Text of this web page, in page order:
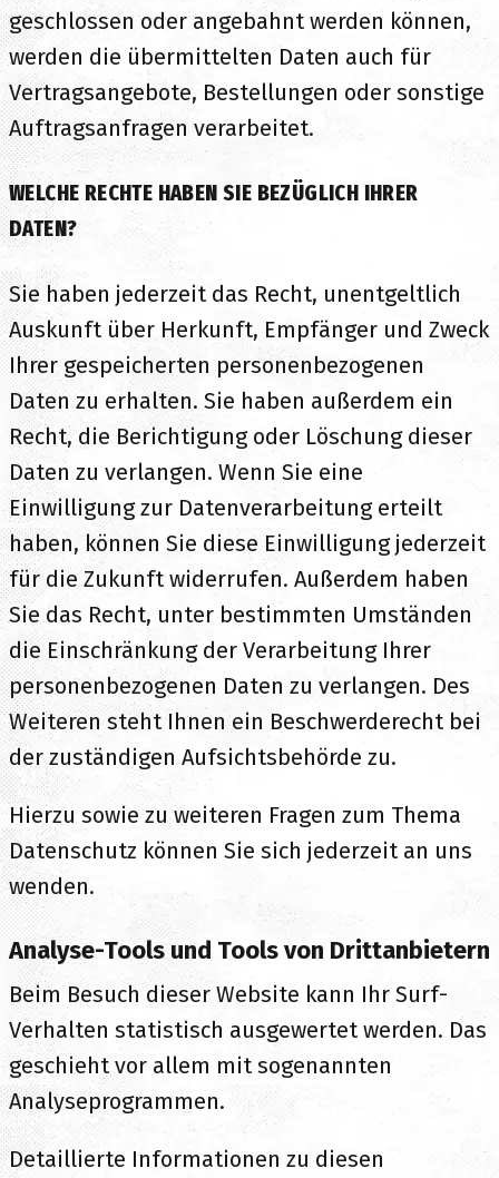
geschlossen oder angebahnt werden können,
werden die übermittelten Daten auch für
Vertragsangebote, Bestellungen oder sonstige
Auftragsanfragen verarbeitet.
WELCHE RECHTE HABEN SIE BEZÜGLICH IHRER
DATEN?
Sie haben jederzeit das Recht, unentgeltlich
Auskunft über Herkunft, Empfänger und Zweck
Ihrer gespeicherten personenbezogenen
Daten zu erhalten. Sie haben außerdem ein
Recht, die Berichtigung oder Löschung dieser
Daten zu verlangen. Wenn Sie eine
Einwilligung zur Datenverarbeitung erteilt
haben, können Sie diese Einwilligung jederzeit
für die Zukunft widerrufen. Außerdem haben
Sie das Recht, unter bestimmten Umständen
die Einschränkung der Verarbeitung Ihrer
personenbezogenen Daten zu verlangen. Des
Weiteren steht Ihnen ein Beschwerderecht bei
der zuständigen Aufsichtsbehörde zu.
Hierzu sowie zu weiteren Fragen zum Thema
Datenschutz können Sie sich jederzeit an uns
wenden.
Analyse-Tools und Tools von Dritt­anbietern
Beim Besuch dieser Website kann Ihr Surf-
Verhalten statistisch ausgewertet werden. Das
geschieht vor allem mit sogenannten
Analyseprogrammen.
Detaillierte Informationen zu diesen